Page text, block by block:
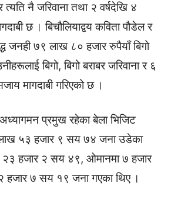
नै जरिवाना तथा २ वर्षदेखि ४
छ । बिचौलियाद्वय कविता पौडेल र
जनही ७९ लाख ८० हजार रुपैयाँ बिगो
बिगो, बिगो बराबर जरिवाना र ६
मागदाबी गरिएको छ ।
प्रमुख रहेका बेला भिजिट
लाख ५३ हजार ९ सय ७४ जना उडेका
२३ हजार २ सय ४९, ओमानमा ७ हजार
हजार ७ सय १९ जना गएका थिए ।